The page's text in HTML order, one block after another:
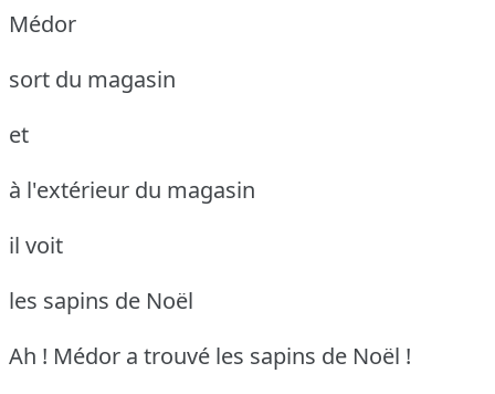
Médor
sort du magasin
et
à l'extérieur du magasin
il voit
les sapins de Noël
Ah ! Médor a trouvé les sapins de Noël !